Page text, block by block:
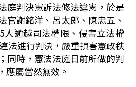
庭判決憲訴法修法違憲，於是
官謝銘洋、呂太郎、陳忠五、
人逾越司法權限、侵害立法權
法進行判決，嚴重損害憲政秩
同時，憲法法庭日前所做的判
應屬當然無效。